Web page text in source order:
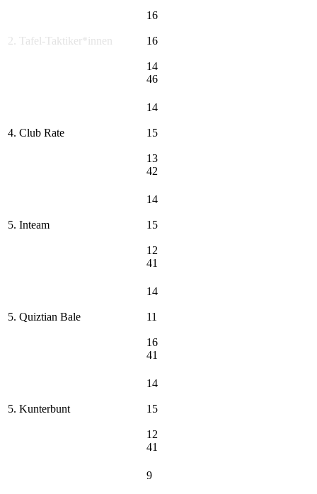
2. Tafel-Taktiker*innen
16
16
14
46
4. Club Rate
14
15
13
42
5. Inteam
14
15
12
41
5. Quiztian Bale
14
11
16
41
5. Kunterbunt
14
15
12
41
9